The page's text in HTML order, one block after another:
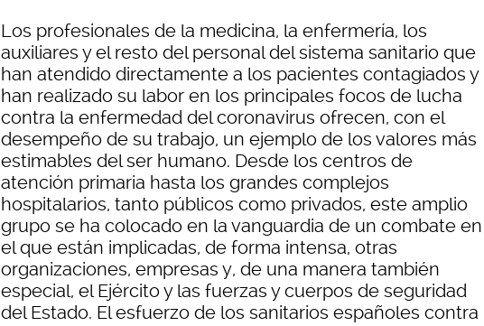
Los profesionales de la medicina, la enfermería, los
auxiliares y el resto del personal del sistema sanitario que
han atendido directamente a los pacientes contagiados y
han realizado su labor en los principales focos de lucha
contra la enfermedad del coronavirus ofrecen, con el
desempeño de su trabajo, un ejemplo de los valores más
estimables del ser humano. Desde los centros de
atención primaria hasta los grandes complejos
hospitalarios, tanto públicos como privados, este amplio
grupo se ha colocado en la vanguardia de un combate en
el que están implicadas, de forma intensa, otras
organizaciones, empresas y, de una manera también
especial, el Ejército y las fuerzas y cuerpos de seguridad
del Estado. El esfuerzo de los sanitarios españoles contra